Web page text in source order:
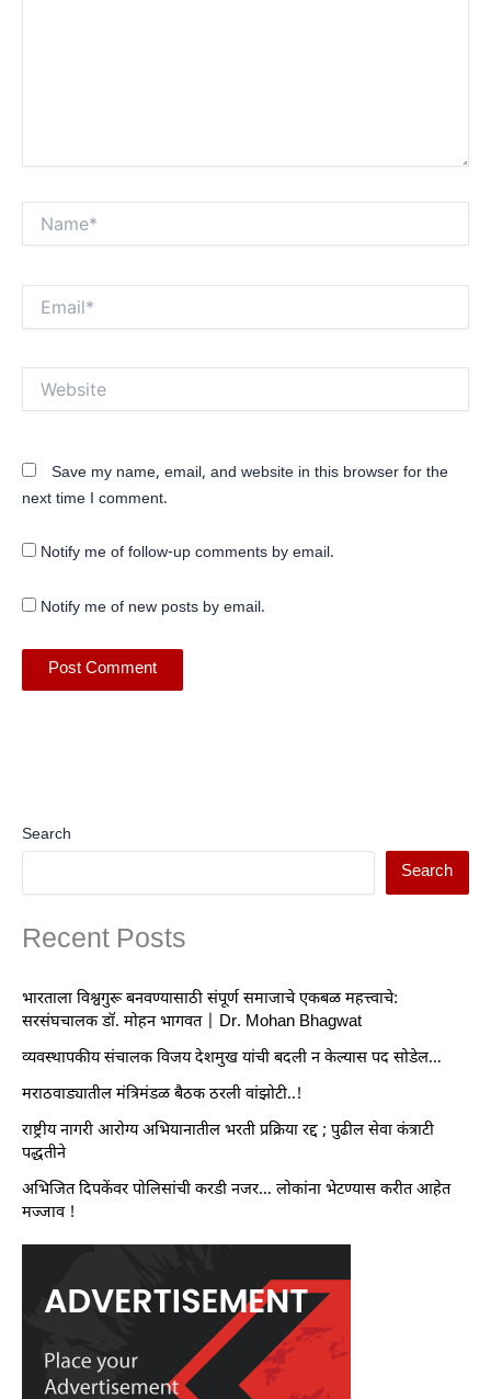
Save my name, email, and website in this browser for the
next time I comment.
Notify me of follow-up comments by email.
Notify me of new posts by email.
Search
Search
Recent Posts
भारताला विश्वगुरू बनवण्यासाठी संपूर्ण समाजाचे एकबळ महत्त्वाचे:
सरसंघचालक डॉ. मोहन भागवत | Dr. Mohan Bhagwat
व्यवस्थापकीय संचालक विजय देशमुख यांची बदली न केल्यास पद सोडेल…
मराठवाड्यातील मंत्रिमंडळ बैठक ठरली वांझोटी..!
राष्ट्रीय नागरी आरोग्य अभियानातील भरती प्रक्रिया रद्द ; पुढील सेवा कंत्राटी
पद्धतीने
अभिजित दिपकेंवर पोलिसांची करडी नजर… लोकांना भेटण्यास करीत आहेत
मज्जाव !